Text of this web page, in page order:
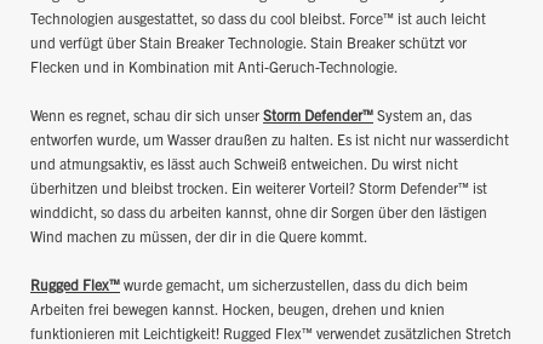
Technologien ausgestattet, so dass du cool bleibst. Force™ ist auch leicht
und verfügt über Stain Breaker Technologie. Stain Breaker schützt vor
Flecken und in Kombination mit Anti-Geruch-Technologie.
Wenn es regnet, schau dir sich unser Storm Defender™ System an, das
entworfen wurde, um Wasser draußen zu halten. Es ist nicht nur wasserdicht
und atmungsaktiv, es lässt auch Schweiß entweichen. Du wirst nicht
überhitzen und bleibst trocken. Ein weiterer Vorteil? Storm Defender™ ist
winddicht, so dass du arbeiten kannst, ohne dir Sorgen über den lästigen
Wind machen zu müssen, der dir in die Quere kommt.
Rugged Flex™ wurde gemacht, um sicherzustellen, dass du dich beim
Arbeiten frei bewegen kannst. Hocken, beugen, drehen und knien
funktionieren mit Leichtigkeit! Rugged Flex™ verwendet zusätzlichen Stretch